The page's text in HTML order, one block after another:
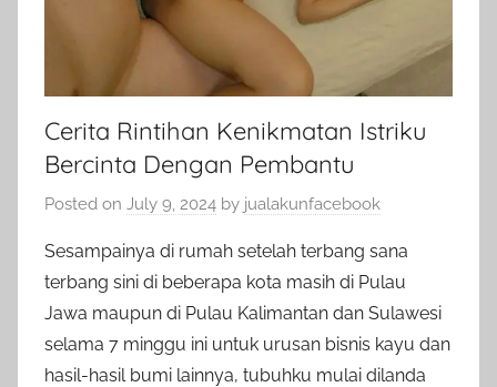
Cerita Rintihan Kenikmatan Istriku
Bercinta Dengan Pembantu
Posted on July 9, 2024 by jualakunfacebook
Sesampainya di rumah setelah terbang sana
terbang sini di beberapa kota masih di Pulau
Jawa maupun di Pulau Kalimantan dan Sulawesi
selama 7 minggu ini untuk urusan bisnis kayu dan
hasil-hasil bumi lainnya, tubuhku mulai dilanda